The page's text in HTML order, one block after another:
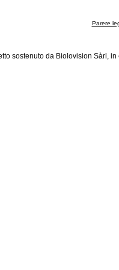
Parere
sostenuto da Biolovision Sàrl,